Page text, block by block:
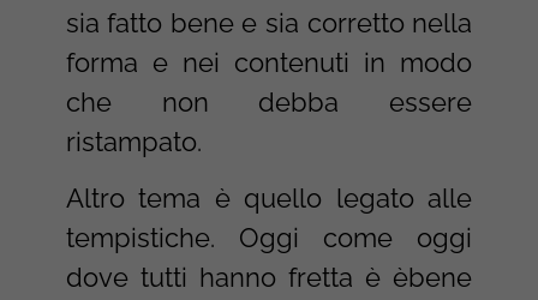
sia fatto bene e sia corretto nella
forma e nei contenuti in modo
che non debba essere
ristampato.
Altro tema è quello legato alle
tempistiche. Oggi come oggi
dove tutti hanno fretta è èbene